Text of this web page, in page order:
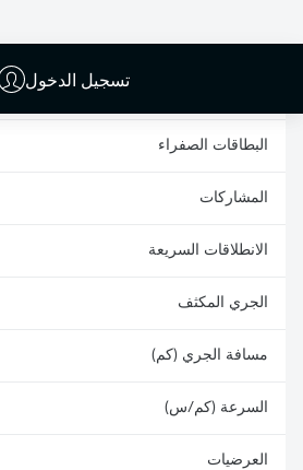
تسجيل الدخول
البطاقات الصفراء
المشاركات
الانطلاقات السريعة
الجري المكثف
مسافة الجري (كم)
السرعة (كم/س)
العرضيات